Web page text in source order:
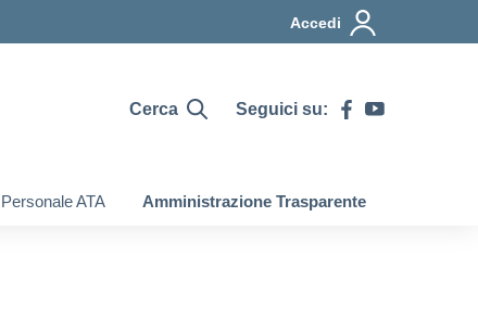
Accedi
Cerca Seguici su:
Personale ATA Amministrazione Trasparente